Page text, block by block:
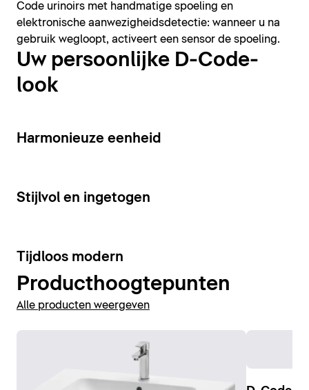
Code urinoirs met handmatige spoeling en
elektronische aanwezigheidsdetectie: wanneer u na
gebruik wegloopt, activeert een sensor de spoeling.
Uw persoonlijke D-Code-
look
14
Harmonieuze eenheid
15
Stijlvol en ingetogen
10
Tijdloos modern
Producthoogtepunten
Alle producten weergeven